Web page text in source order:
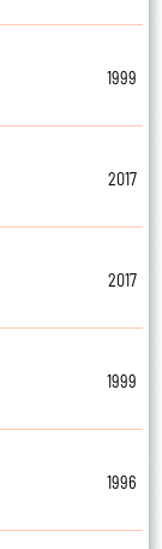
1999
2017
2017
1999
1996